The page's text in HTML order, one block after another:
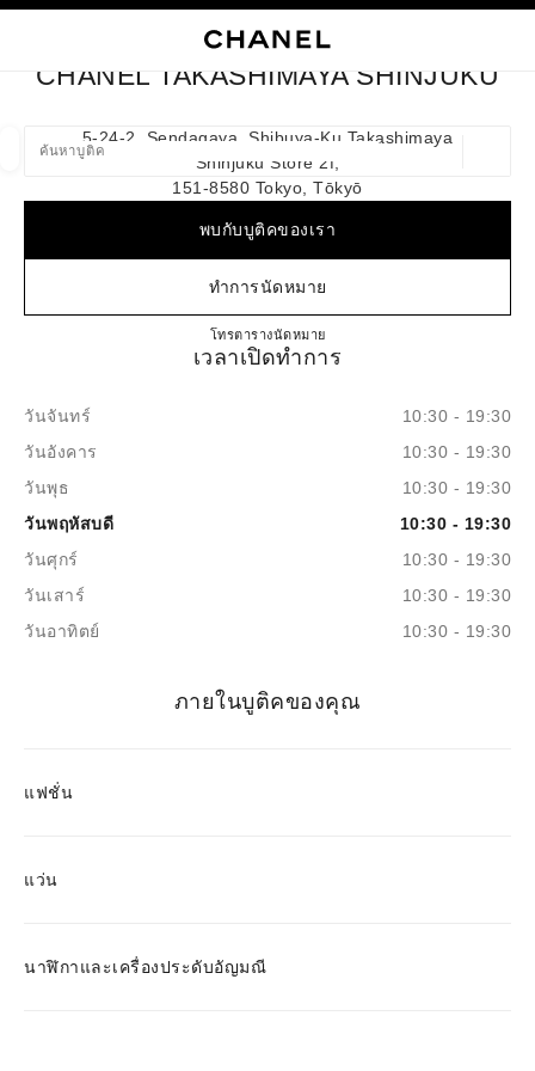
ข้อเสนอจะแสดงอยู่ใต้แถบค้นหานี้
ปิดการ์ดบูติก CHANEL TAKASHIMAYA SHINJUKU
CHANEL TAKASHIMAYA SHINJUKU
5-24-2, Sendagaya, Shibuya-Ku Takashimaya
Shinjuku Store 2f,
151-8580 Tokyo, Tōkyō
พบกับบูติคของเรา
ทำการนัดหมาย
โทร0120-552-735
ตารางนัดหมายCHANEL TAKASHIMAYA
เวลาเปิดทำการ
วันจันทร์
10:30 - 19:30
วันอังคาร
10:30 - 19:30
วันพุธ
10:30 - 19:30
วันพฤหัสบดี
10:30 - 19:30
วันศุกร์
10:30 - 19:30
วันเสาร์
10:30 - 19:30
วันอาทิตย์
10:30 - 19:30
ภายในบูติคของคุณ
แฟชั่น
แว่น
นาฬิกาและเครื่องประดับอัญมณี
ตัวกรอง
ตัวกรองผลลัพธ์โดย: